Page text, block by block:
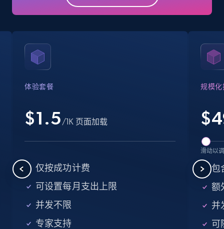
Business Popular Enriched
15.6K+
URL, Job posting id, Job title, Company name,
Company id, Job location, Job summary, Job
15.3K+ 2.2K+
体验套餐
$1.5 /1K 页面加载
仅按成功计费
可设置每月支出上限
并发不限
专家支持
规模化
$
滑动以
包
额
并
可